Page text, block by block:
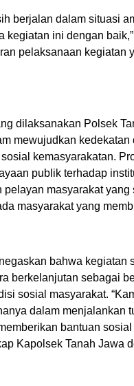
berjalan dalam situasi
kegiatan ini dengan
pelaksanaan kegiatan
dilaksanakan Polsek
mewujudkan kedekatan
kemasyarakatan.
publik terhadap
pelayan masyarakat yang
masyarakat yang
bahwa kegiatan
berkelanjutan sebagai
sosial masyarakat.
dalam menjalankan
bantuan
Kapolsek Tanah Jawa